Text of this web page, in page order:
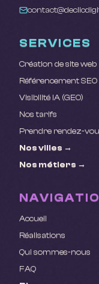
SERVICES
Création de site web
Référencement SEO
Visibilité IA (GEO)
Nos tarifs
Prendre rendez-
Nos villes →
Nos métiers →
Accueil
Réalisations
Qui sommes-nous
FAQ